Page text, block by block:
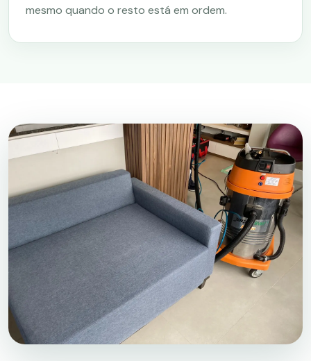
mesmo quando o resto está em ordem.